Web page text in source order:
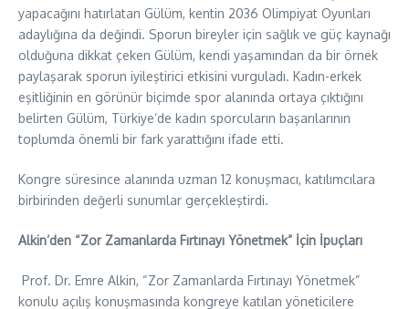
yapacağını hatırlatan Gülüm, kentin 2036 Olimpiyat Oyunları
adaylığına da değindi. Sporun bireyler için sağlık ve güç kaynağı
olduğuna dikkat çeken Gülüm, kendi yaşamından da bir örnek
paylaşarak sporun iyileştirici etkisini vurguladı. Kadın-erkek
eşitliğinin en görünür biçimde spor alanında ortaya çıktığını
belirten Gülüm, Türkiye’de kadın sporcuların başarılarının
toplumda önemli bir fark yarattığını ifade etti.
Kongre süresince alanında uzman 12 konuşmacı, katılımcılara
birbirinden değerli sunumlar gerçekleştirdi.
Alkin’den “Zor Zamanlarda Fırtınayı Yönetmek” İçin İpuçları
Prof. Dr. Emre Alkin, “Zor Zamanlarda Fırtınayı Yönetmek”
konulu açılış konuşmasında kongreye katılan yöneticilere